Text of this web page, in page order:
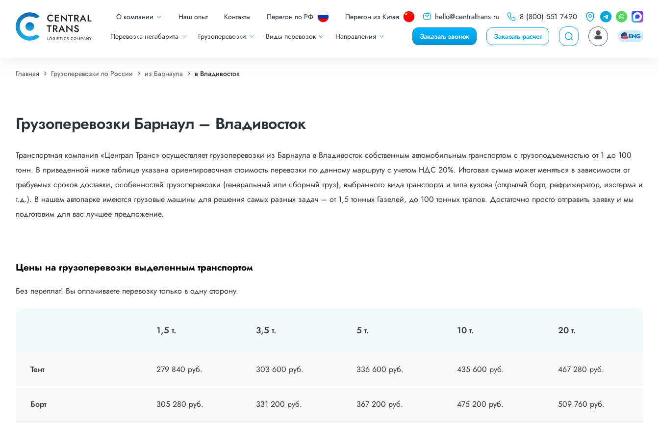
О компании Наш опыт Контакты Перегон по РФ Перегон из Китая hello@centraltrans.ru 8 (800) 551 7490
Перевозка негабарита Грузоперевозки Виды перевозок Направления Заказать звонок Заказать расчет ENG
Главная Грузоперевозки по России из Барнаула в Владивосток
Грузоперевозки Барнаул – Владивосток
Транспортная компания «Централ Транс» осуществляет грузоперевозки из Барнаула в Владивосток собственным автомобильным транспортом с грузоподъемностью от 1 до 100
тонн. В приведенной ниже таблице указана ориентировочная стоимость перевозки по данному маршруту с учетом НДС 20%. Итоговая сумма может меняться в зависимости от
требуемых сроков доставки, особенностей грузоперевозки (генеральный или сборный груз), выбранного вида транспорта и типа кузова (открытый борт, рефрижератор, изотерма и
т.д.). В нашем автопарке имеются грузовые машины для решения самых разных задач – от 1,5 тонных Газелей, до 100 тонных тралов. Достаточно просто отправить заявку и мы
подготовим для вас лучшее предложение.
Цены на грузоперевозки выделенным транспортом
Без переплат! Вы оплачиваете перевозку только в одну сторону.
1,5 т. 3,5 т. 5 т. 10 т. 20 т.
Тент 279 840 руб. 303 600 руб. 336 600 руб. 435 600 руб. 467 280 руб.
Борт 305 280 руб. 331 200 руб. 367 200 руб. 475 200 руб. 509 760 руб.